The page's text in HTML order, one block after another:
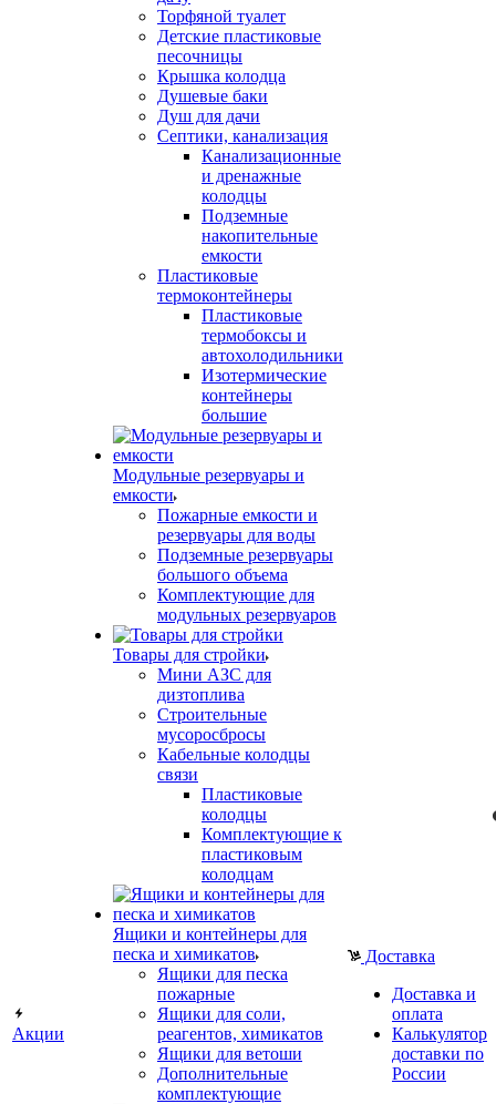
Акции
Торфяной туалет
Детские пластиковые
песочницы
Крышка колодца
Душевые баки
Душ для дачи
Септики, канализация
Канализационные
и дренажные
колодцы
Подземные
накопительные
емкости
Пластиковые
термоконтейнеры
Пластиковые
термобоксы и
автохолодильники
Изотермические
контейнеры
большие
Модульные резервуары и
емкости
Пожарные емкости и
резервуары для воды
Подземные резервуары
большого объема
Комплектующие для
модульных резервуаров
Товары для стройки
Мини АЗС для
дизтоплива
Строительные
мусоросбросы
Кабельные колодцы
связи
Пластиковые
колодцы
Комплектующие к
пластиковым
колодцам
Ящики и контейнеры для
песка и химикатов
Ящики для песка
пожарные
Ящики для соли,
реагентов, химикатов
Ящики для ветоши
Дополнительные
комплектующие
Доставка
Доставка и
оплата
Калькулятор
доставки по
России